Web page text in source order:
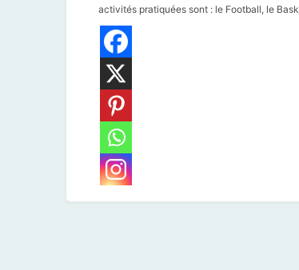
activités pratiquées sont : le Football, le